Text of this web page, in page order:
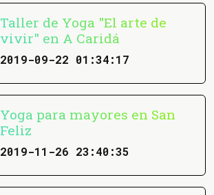
Taller de Yoga "El arte de
vivir" en A Caridá
2019-09-22 01:34:17
Yoga para mayores en San
Feliz
2019-11-26 23:40:35